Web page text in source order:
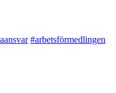
#arbetsförmedlingen